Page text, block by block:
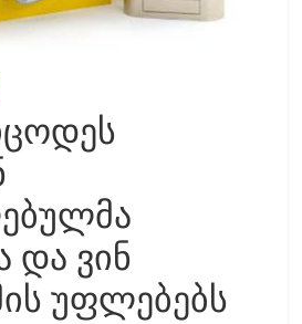
და ვინ
უფლებებს